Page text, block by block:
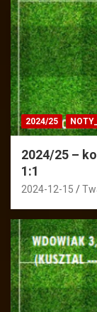
2024/25
2024/25 –
1:1
2024-12-15